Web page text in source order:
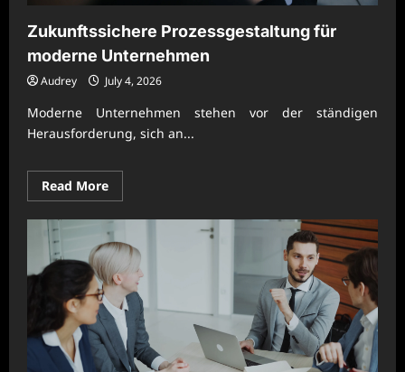
Zukunftssichere Prozessgestaltung für
moderne Unternehmen
Audrey July 4, 2026
Moderne Unternehmen stehen vor der ständigen
Herausforderung, sich an...
Read MoreRead
more
Zukunftssichere
Prozessgestaltung
für
moderne
Unternehmen